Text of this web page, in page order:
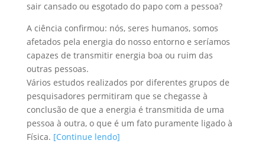
sair cansado ou esgotado do papo com a pessoa?
A ciência confirmou: nós, seres humanos, somos
afetados pela energia do nosso entorno e seríamos
capazes de transmitir energia boa ou ruim das
outras pessoas.
Vários estudos realizados por diferentes grupos de
pesquisadores permitiram que se chegasse à
conclusão de que a energia é transmitida de uma
pessoa à outra, o que é um fato puramente ligado à
Física. [Continue lendo]